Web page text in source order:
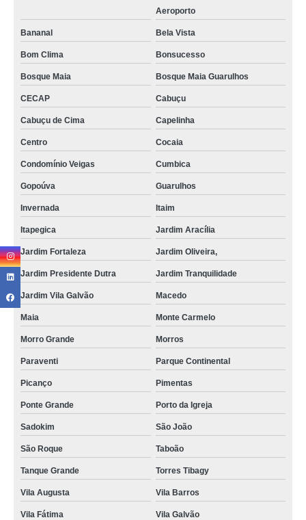
Aeroporto
Bananal Bela Vista
Bom Clima Bonsucesso
Bosque Maia Bosque Maia Guarulhos
CECAP Cabuçu
Cabuçu de Cima Capelinha
Centro Cocaia
Condomínio Veigas Cumbica
Gopoúva Guarulhos
Invernada Itaim
Itapegica Jardim Aracília
Jardim Fortaleza Jardim Oliveira,
Jardim Presidente Dutra Jardim Tranquilidade
Jardim Vila Galvão Macedo
Maia Monte Carmelo
Morro Grande Morros
Paraventi Parque Continental
Picanço Pimentas
Ponte Grande Porto da Igreja
Sadokim São João
São Roque Taboão
Tanque Grande Torres Tibagy
Vila Augusta Vila Barros
Vila Fátima Vila Galvão